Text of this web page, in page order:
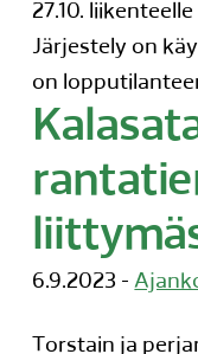
27.10.
Järjestely on
on
6.9.2023 -
Torstain ja